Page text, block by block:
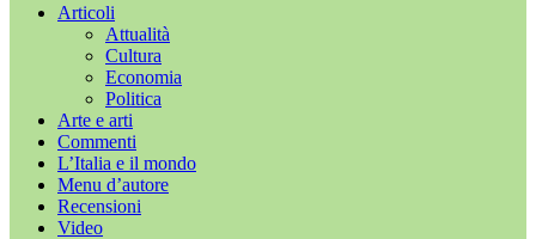
Menu
cerca
Menu
Articoli
Attualità
Cultura
Economia
Politica
Arte e arti
Commenti
L’Italia e il mondo
Menu d’autore
Recensioni
Video